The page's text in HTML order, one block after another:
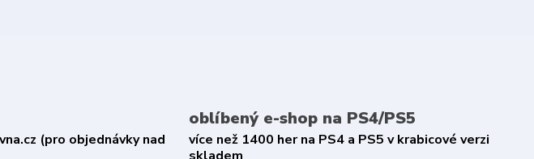
(pro objednávky nad
oblíbený e-shop na PS4/PS5
více než 1400 her na PS4 a PS5 v krabicové verzi